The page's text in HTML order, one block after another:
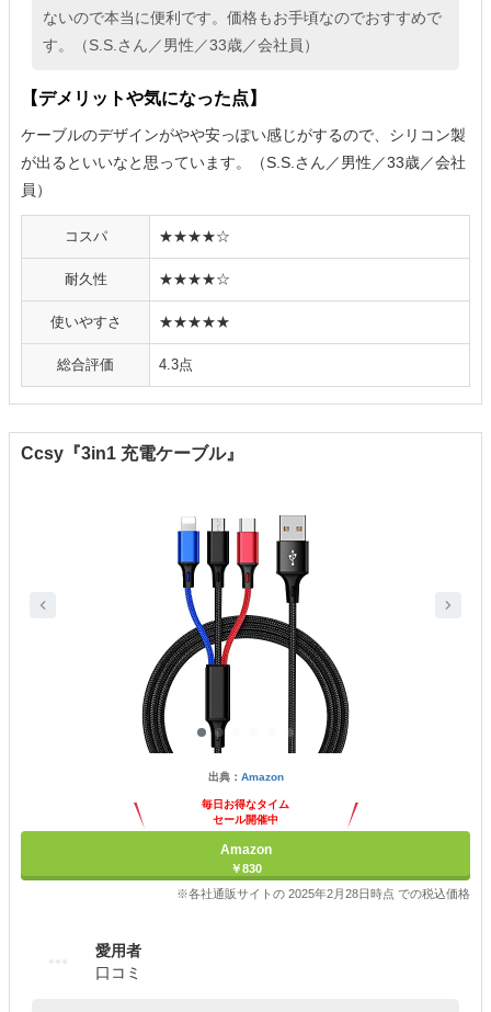
ないので本当に便利です。価格もお手頃なのでおすすめで
す。（S.S.さん／男性／33歳／会社員）
【デメリットや気になった点】
ケーブルのデザインがやや安っぽい感じがするので、シリコン製
が出るといいなと思っています。（S.S.さん／男性／33歳／会社
員）
コスパ ★★★★☆
耐久性 ★★★★☆
使いやすさ ★★★★★
総合評価 4.3点
Ccsy『3in1 充電ケーブル』
出典： Amazon
毎日お得なタイム
セール開催中
Amazon
￥830
※各社通販サイトの 2025年2月28日時点 での税込価格
愛用者
口コミ